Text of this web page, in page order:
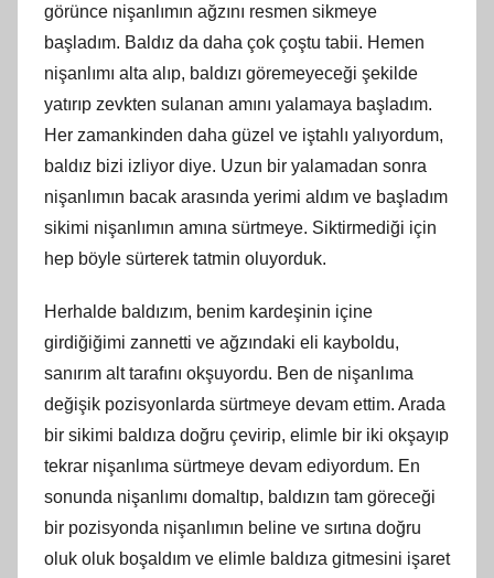
görünce nişanlımın ağzını resmen sikmeye
başladım. Baldız da daha çok çoştu tabii. Hemen
nişanlımı alta alıp, baldızı göremeyeceği şekilde
yatırıp zevkten sulanan amını yalamaya başladım.
Her zamankinden daha güzel ve iştahlı yalıyordum,
baldız bizi izliyor diye. Uzun bir yalamadan sonra
nişanlımın bacak arasında yerimi aldım ve başladım
sikimi nişanlımın amına sürtmeye. Siktirmediği için
hep böyle sürterek tatmin oluyorduk.
Herhalde baldızım, benim kardeşinin içine
girdiğiğimi zannetti ve ağzındaki eli kayboldu,
sanırım alt tarafını okşuyordu. Ben de nişanlıma
değişik pozisyonlarda sürtmeye devam ettim. Arada
bir sikimi baldıza doğru çevirip, elimle bir iki okşayıp
tekrar nişanlıma sürtmeye devam ediyordum. En
sonunda nişanlımı domaltıp, baldızın tam göreceği
bir pozisyonda nişanlımın beline ve sırtına doğru
oluk oluk boşaldım ve elimle baldıza gitmesini işaret